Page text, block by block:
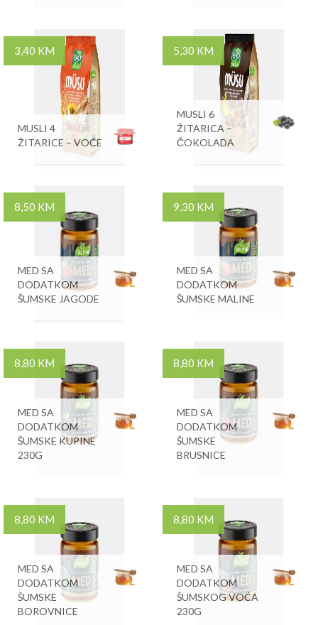
3,40 KM
MUSLI 4
ŽITARICE – VOĆE
5,30 KM
MUSLI 6
ŽITARICA –
ČOKOLADA
8,50 KM
MED SA
DODATKOM
ŠUMSKE JAGODE
9,30 KM
MED SA
DODATKOM
ŠUMSKE MALINE
8,80 KM
MED SA
DODATKOM
ŠUMSKE KUPINE
230G
8,80 KM
MED SA
DODATKOM
ŠUMSKE
BRUSNICE
8,80 KM
MED SA
DODATKOM
ŠUMSKE
BOROVNICE
8,80 KM
MED SA
DODATKOM
ŠUMSKOG VOĆA
230G